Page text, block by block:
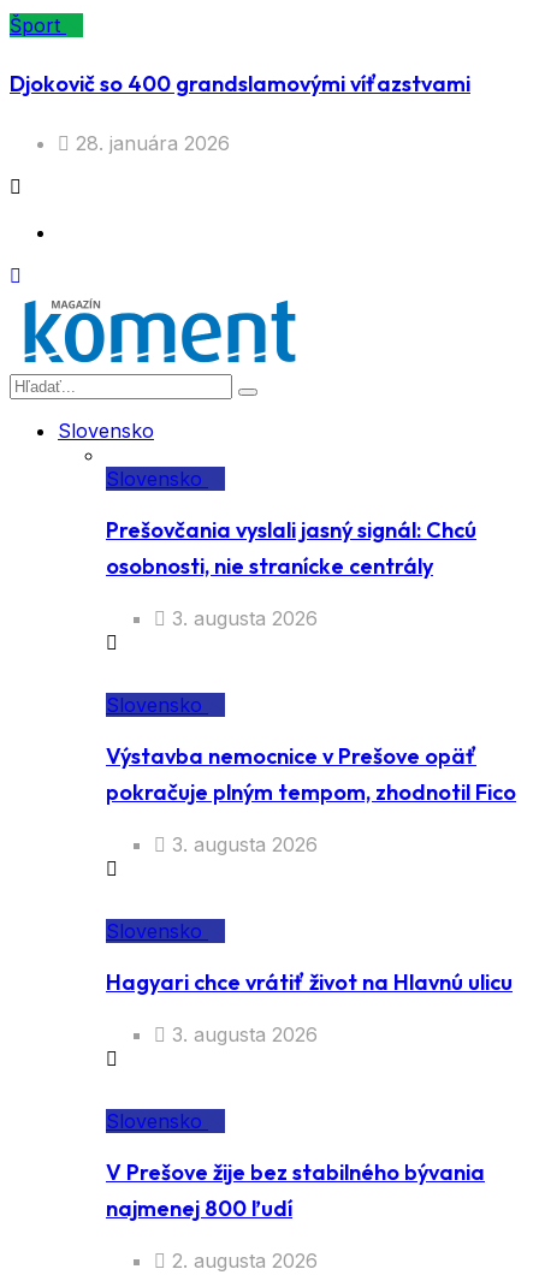
Šport
Djokovič so 400 grandslamovými víťazstvami
28. januára 2026
Slovensko
Slovensko
Prešovčania vyslali jasný signál: Chcú
osobnosti, nie stranícke centrály
3. augusta 2026
Slovensko
Výstavba nemocnice v Prešove opäť
pokračuje plným tempom, zhodnotil Fico
3. augusta 2026
Slovensko
Hagyari chce vrátiť život na Hlavnú ulicu
3. augusta 2026
Slovensko
V Prešove žije bez stabilného bývania
najmenej 800 ľudí
2. augusta 2026